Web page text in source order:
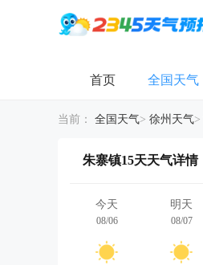
首页 全国天气
当前： 全国天气> 徐州天气>
朱寨镇15天天气详情
今天
08/06
明天
08/07